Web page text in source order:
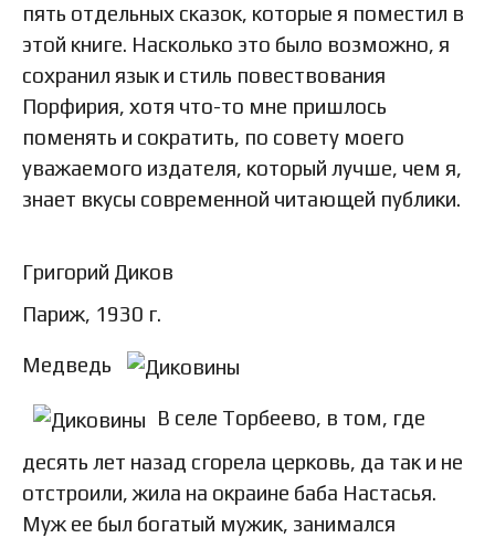
пять отдельных сказок, которые я поместил в
этой книге. Насколько это было возможно, я
сохранил язык и стиль повествования
Порфирия, хотя что-то мне пришлось
поменять и сократить, по совету моего
уважаемого издателя, который лучше, чем я,
знает вкусы современной читающей публики.
Григорий Диков
Париж, 1930 г.
Медведь
В селе Торбеево, в том, где
десять лет назад сгорела церковь, да так и не
отстроили, жила на окраине баба Настасья.
Муж ее был богатый мужик, занимался